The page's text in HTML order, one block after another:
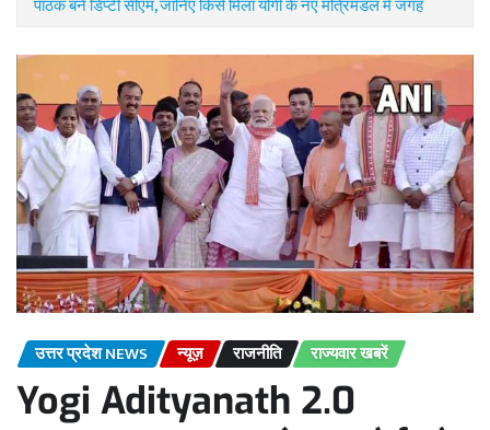
पाठक बने डिप्टी सीएम, जानिए किसे मिला योगी के नए मंत्रिमंडल मे जगह
उत्तर प्रदेश NEWS न्यूज़ राजनीति राज्यवार खबरें
Yogi Adityanath 2.0